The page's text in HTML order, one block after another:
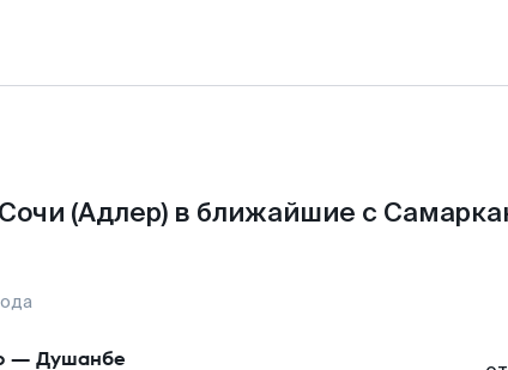
(Адлер) в ближайшие с
— Душанбе